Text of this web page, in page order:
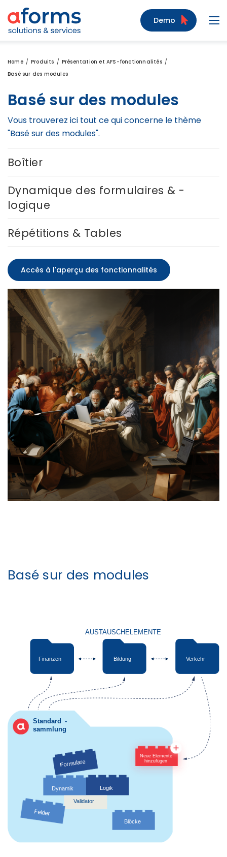
Zum Inhalt
Zum Menü
Zur Suche
Demo
Home Produits
Présentation et AFS-fonctionnalités
Basé sur des modules
Basé sur des modules
Vous trouverez ici tout ce qui concerne le thème
"Basé sur des modules".
Boîtier
Dynamique des formulaires & -
logique
Répétitions & Tables
Accès à l'aperçu des fonctionnalités
Basé sur des modules